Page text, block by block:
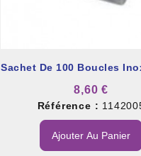
Sachet De 100 Boucles
8,60 €
Référence :
Ajouter Au Panier